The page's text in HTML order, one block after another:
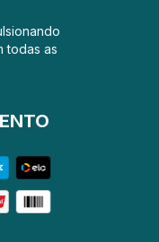
todas as